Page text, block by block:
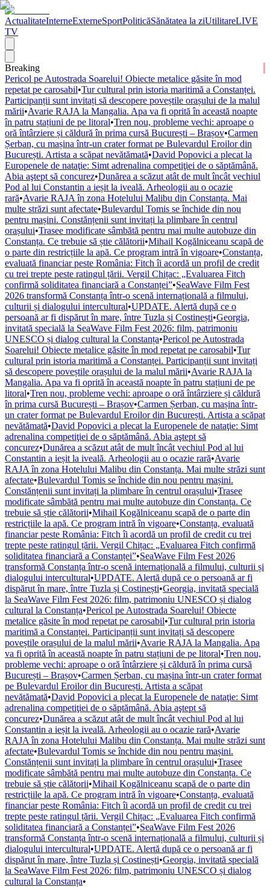
ActualitateInterneExterneSportPoliticăSănătatea la ziUtilitareLIVE
TV
Breaking
Pericol pe Autostrada Soarelui! Obiecte metalice găsite în mod
repetat pe carosabil•Tur cultural prin istoria maritimă a Constanței.
Participanții sunt invitați să descopere poveștile orașului de la malul
mării•Avarie RAJA la Mangalia. Apa va fi oprită în această noapte
în patru stațiuni de pe litoral•Tren nou, probleme vechi: aproape o
oră întârziere și căldură în prima cursă București – Brașov•Carmen
Șerban, cu mașina într-un crater format pe Bulevardul Eroilor din
București. Artista a scăpat nevătămată•David Popovici a plecat la
Europenele de nataţie: Simt adrenalina competiţiei de o săptămână.
Abia aştept să concurez•Dunărea a scăzut atât de mult încât vechiul
Pod al lui Constantin a ieșit la iveală. Arheologii au o ocazie
rară•Avarie RAJA în zona Hotelului Malibu din Constanța. Mai
multe străzi sunt afectate•Bulevardul Tomis se închide din nou
pentru mașini. Constănțenii sunt invitați la plimbare în centrul
orașului•Trasee modificate sâmbătă pentru mai multe autobuze din
Constanța. Ce trebuie să știe călătorii•Mihail Kogălniceanu scapă de
o parte din restricțiile la apă. Ce program intră în vigoare•Constanța,
evaluată financiar peste România: Fitch îi acordă un profil de credit
cu trei trepte peste ratingul țării. Vergil Chițac: „Evaluarea Fitch
confirmă soliditatea financiară a Constanței”•SeaWave Film Fest
2026 transformă Constanța într-o scenă internațională a filmului,
culturii și dialogului intercultural•UPDATE. Alertă după ce o
persoană ar fi dispărut în mare, între Tuzla și Costinești•Georgia,
invitată specială la SeaWave Film Fest 2026: film, patrimoniu
UNESCO și dialog cultural la Constanța•Pericol pe Autostrada
Soarelui! Obiecte metalice găsite în mod repetat pe carosabil•Tur
cultural prin istoria maritimă a Constanței. Participanții sunt invitați
să descopere poveștile orașului de la malul mării•Avarie RAJA la
Mangalia. Apa va fi oprită în această noapte în patru stațiuni de pe
litoral•Tren nou, probleme vechi: aproape o oră întârziere și căldură
în prima cursă București – Brașov•Carmen Șerban, cu mașina într-
un crater format pe Bulevardul Eroilor din București. Artista a scăpat
nevătămată•David Popovici a plecat la Europenele de nataţie: Simt
adrenalina competiţiei de o săptămână. Abia aştept să
concurez•Dunărea a scăzut atât de mult încât vechiul Pod al lui
Constantin a ieșit la iveală. Arheologii au o ocazie rară•Avarie
RAJA în zona Hotelului Malibu din Constanța. Mai multe străzi sunt
afectate•Bulevardul Tomis se închide din nou pentru mașini.
Constănțenii sunt invitați la plimbare în centrul orașului•Trasee
modificate sâmbătă pentru mai multe autobuze din Constanța. Ce
trebuie să știe călătorii•Mihail Kogălniceanu scapă de o parte din
restricțiile la apă. Ce program intră în vigoare•Constanța, evaluată
financiar peste România: Fitch îi acordă un profil de credit cu trei
trepte peste ratingul țării. Vergil Chițac: „Evaluarea Fitch confirmă
soliditatea financiară a Constanței”•SeaWave Film Fest 2026
transformă Constanța într-o scenă internațională a filmului, culturii și
dialogului intercultural•UPDATE. Alertă după ce o persoană ar fi
dispărut în mare, între Tuzla și Costinești•Georgia, invitată specială
la SeaWave Film Fest 2026: film, patrimoniu UNESCO și dialog
cultural la Constanța•Pericol pe Autostrada Soarelui! Obiecte
metalice găsite în mod repetat pe carosabil•Tur cultural prin istoria
maritimă a Constanței. Participanții sunt invitați să descopere
poveștile orașului de la malul mării•Avarie RAJA la Mangalia. Apa
va fi oprită în această noapte în patru stațiuni de pe litoral•Tren nou,
probleme vechi: aproape o oră întârziere și căldură în prima cursă
București – Brașov•Carmen Șerban, cu mașina într-un crater format
pe Bulevardul Eroilor din București. Artista a scăpat
nevătămată•David Popovici a plecat la Europenele de nataţie: Simt
adrenalina competiţiei de o săptămână. Abia aştept să
concurez•Dunărea a scăzut atât de mult încât vechiul Pod al lui
Constantin a ieșit la iveală. Arheologii au o ocazie rară•Avarie
RAJA în zona Hotelului Malibu din Constanța. Mai multe străzi sunt
afectate•Bulevardul Tomis se închide din nou pentru mașini.
Constănțenii sunt invitați la plimbare în centrul orașului•Trasee
modificate sâmbătă pentru mai multe autobuze din Constanța. Ce
trebuie să știe călătorii•Mihail Kogălniceanu scapă de o parte din
restricțiile la apă. Ce program intră în vigoare•Constanța, evaluată
financiar peste România: Fitch îi acordă un profil de credit cu trei
trepte peste ratingul țării. Vergil Chițac: „Evaluarea Fitch confirmă
soliditatea financiară a Constanței”•SeaWave Film Fest 2026
transformă Constanța într-o scenă internațională a filmului, culturii și
dialogului intercultural•UPDATE. Alertă după ce o persoană ar fi
dispărut în mare, între Tuzla și Costinești•Georgia, invitată specială
la SeaWave Film Fest 2026: film, patrimoniu UNESCO și dialog
cultural la Constanța•